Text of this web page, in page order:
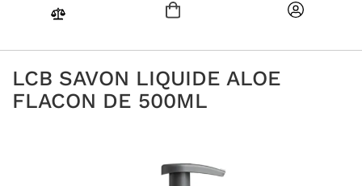
LCB SAVON LIQUIDE ALOE
FLACON DE 500ML